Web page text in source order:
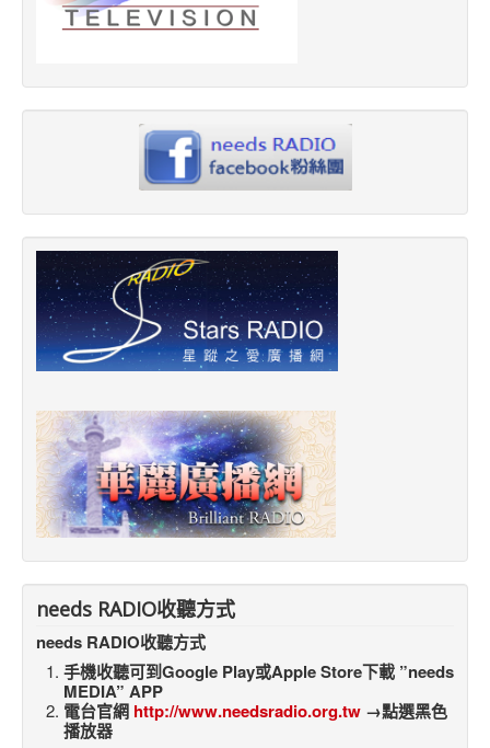
needs RADIO收聽方式
needs RADIO收聽方式
手機收聽可到Google Play或Apple Store下載 ”needs
MEDIA” APP
電台官網 http://www.needsradio.org.tw →點選黑色
播放器